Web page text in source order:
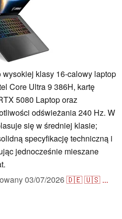
wysokiej klasy 16-calowy laptop
Core Ultra 9 386H, kartę
5080 Laptop oraz
odświeżania 240 Hz. W
się w średniej klasie;
specyfikację techniczną i
jednocześnie mieszane
03/07/2026🇩🇪🇺🇸 ...